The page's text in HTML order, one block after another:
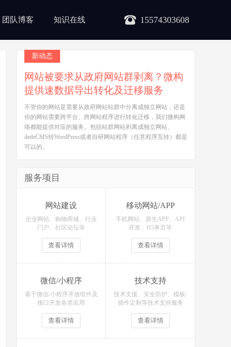
15574303608
团队博客 知识在线
新动态
网站被要求从政府网站群剥离？微构
提供速数据导出转化及迁移服务
不管你的网站是需要从政府网站站群中分离成独立网站，还是
你的网站需要跨平台、跨网站程序进行转化迁移，我们微构网
络都能提供对应的服务。包括站群网站剥离成独立网站、
dedeCMS转WordPress或者自研网站程序（任意程序互转）都是
可以的。
服务项目
网站建设
企业网站、购物商城、行业
门户、社区论坛等
查看详情
移动网站/APP
手机网站、原生APP、API
开发、H5单页等
查看详情
微信/小程序
基于微信/小程序开放组件及
接口开发各类应用
查看详情
技术支持
技术支援、安全防护、模板/
插件定制等技术支持服务
查看详情